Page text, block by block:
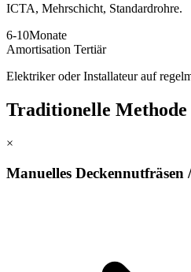
ICTA, Mehrschicht, Standardrohre.
6-10Monate
Amortisation Tertiär
Elektriker oder Installateur auf
Traditionelle Methode
×
Manuelles Deckennutfräsen